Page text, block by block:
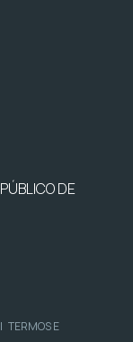
DE
| TERMOS E